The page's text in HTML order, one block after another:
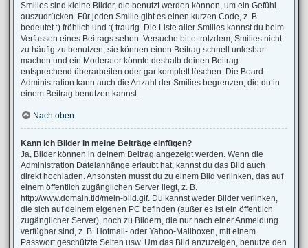
Smilies sind kleine Bilder, die benutzt werden können, um ein Gefühl
auszudrücken. Für jeden Smilie gibt es einen kurzen Code, z. B.
bedeutet :) fröhlich und :( traurig. Die Liste aller Smilies kannst du beim
Verfassen eines Beitrags sehen. Versuche bitte trotzdem, Smilies nicht
zu häufig zu benutzen, sie können einen Beitrag schnell unlesbar
machen und ein Moderator könnte deshalb deinen Beitrag
entsprechend überarbeiten oder gar komplett löschen. Die Board-
Administration kann auch die Anzahl der Smilies begrenzen, die du in
einem Beitrag benutzen kannst.
Nach oben
Kann ich Bilder in meine Beiträge einfügen?
Ja, Bilder können in deinem Beitrag angezeigt werden. Wenn die
Administration Dateianhänge erlaubt hat, kannst du das Bild auch
direkt hochladen. Ansonsten musst du zu einem Bild verlinken, das auf
einem öffentlich zugänglichen Server liegt, z. B.
http://www.domain.tld/mein-bild.gif. Du kannst weder Bilder verlinken,
die sich auf deinem eigenen PC befinden (außer es ist ein öffentlich
zugänglicher Server), noch zu Bildern, die nur nach einer Anmeldung
verfügbar sind, z. B. Hotmail- oder Yahoo-Mailboxen, mit einem
Passwort geschützte Seiten usw. Um das Bild anzuzeigen, benutze den